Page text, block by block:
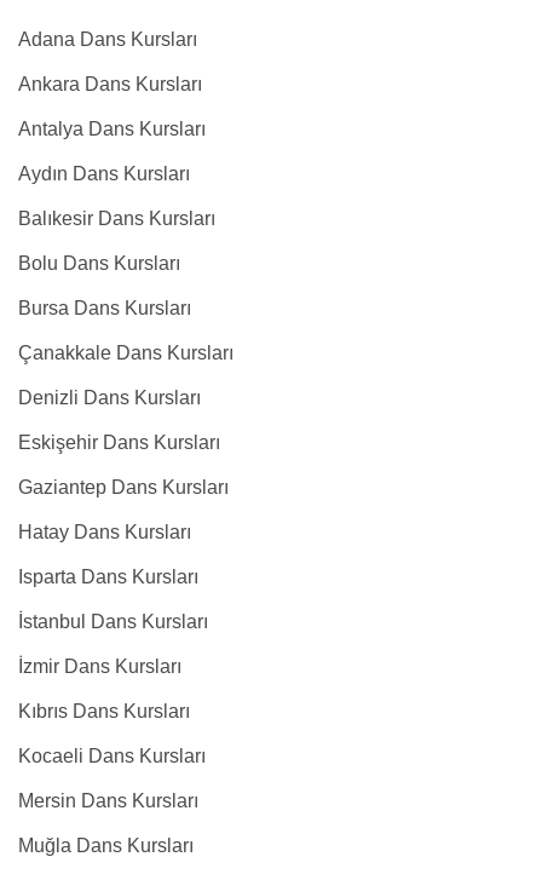
Adana Dans Kursları
Ankara Dans Kursları
Antalya Dans Kursları
Aydın Dans Kursları
Balıkesir Dans Kursları
Bolu Dans Kursları
Bursa Dans Kursları
Çanakkale Dans Kursları
Denizli Dans Kursları
Eskişehir Dans Kursları
Gaziantep Dans Kursları
Hatay Dans Kursları
Isparta Dans Kursları
İstanbul Dans Kursları
İzmir Dans Kursları
Kıbrıs Dans Kursları
Kocaeli Dans Kursları
Mersin Dans Kursları
Muğla Dans Kursları